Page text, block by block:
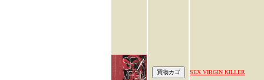
SEX VIRGIN KILLER